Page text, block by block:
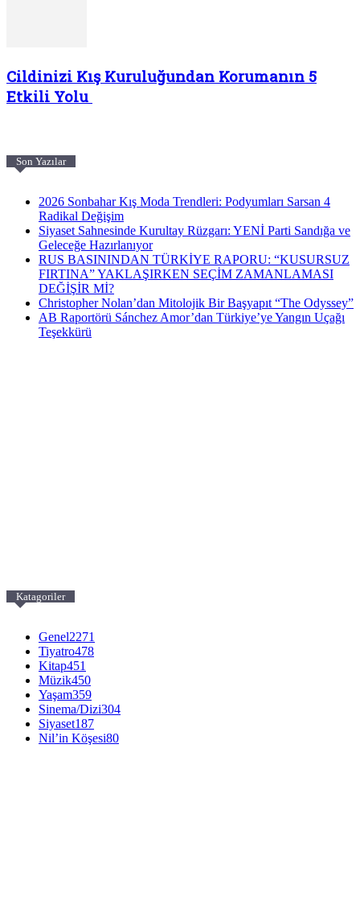
Cildinizi Kış Kuruluğundan Korumanın 5
Etkili Yolu
Son Yazılar
2026 Sonbahar Kış Moda Trendleri: Podyumları Sarsan 4
Radikal Değişim
Siyaset Sahnesinde Kurultay Rüzgarı: YENİ Parti Sandığa ve
Geleceğe Hazırlanıyor
RUS BASININDAN TÜRKİYE RAPORU: “KUSURSUZ
FIRTINA” YAKLAŞIRKEN SEÇİM ZAMANLAMASI
DEĞİŞİR Mİ?
Christopher Nolan’dan Mitolojik Bir Başyapıt “The Odyssey”
AB Raportörü Sánchez Amor’dan Türkiye’ye Yangın Uçağı
Teşekkürü
Katagoriler
Genel2271
Tiyatro478
Kitap451
Müzik450
Yaşam359
Sinema/Dizi304
Siyaset187
Nil’in Köşesi80